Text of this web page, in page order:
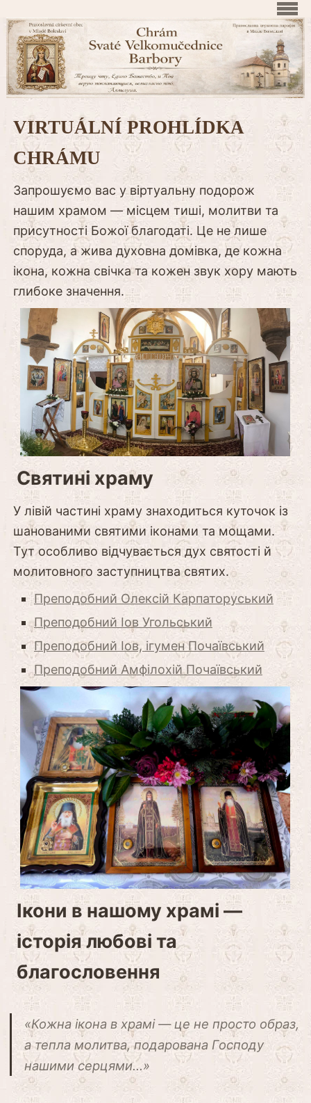
VIRTUÁLNÍ PROHLÍDKA
CHRÁMU
Запрошуємо вас у віртуальну подорож
нашим храмом — місцем тиші, молитви та
присутності Божої благодаті. Це не лише
споруда, а жива духовна домівка, де кожна
ікона, кожна свічка та кожен звук хору мають
глибоке значення.
Святині храму
У лівій частині храму знаходиться куточок із
шанованими святими іконами та мощами.
Тут особливо відчувається дух святості й
молитовного заступництва святих.
Преподобний Олексій Карпаторуський
Преподобний Іов Угольський
Преподобний Іов, ігумен Почаївський
Преподобний Амфілохій Почаївський
Ікони в нашому храмі —
історія любові та
благословення
«Кожна ікона в храмі — це не просто образ,
а тепла молитва, подарована Господу
нашими серцями…»